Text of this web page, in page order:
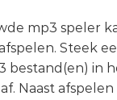
mp3 speler
Steek
bestand(en) in
Naast